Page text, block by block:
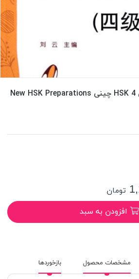
کتاب لیسنینگ آزمون HSK 4 چینی New HSK Preparations
تومان
افزودن به سبد
مشخصات محصول بازخوردها